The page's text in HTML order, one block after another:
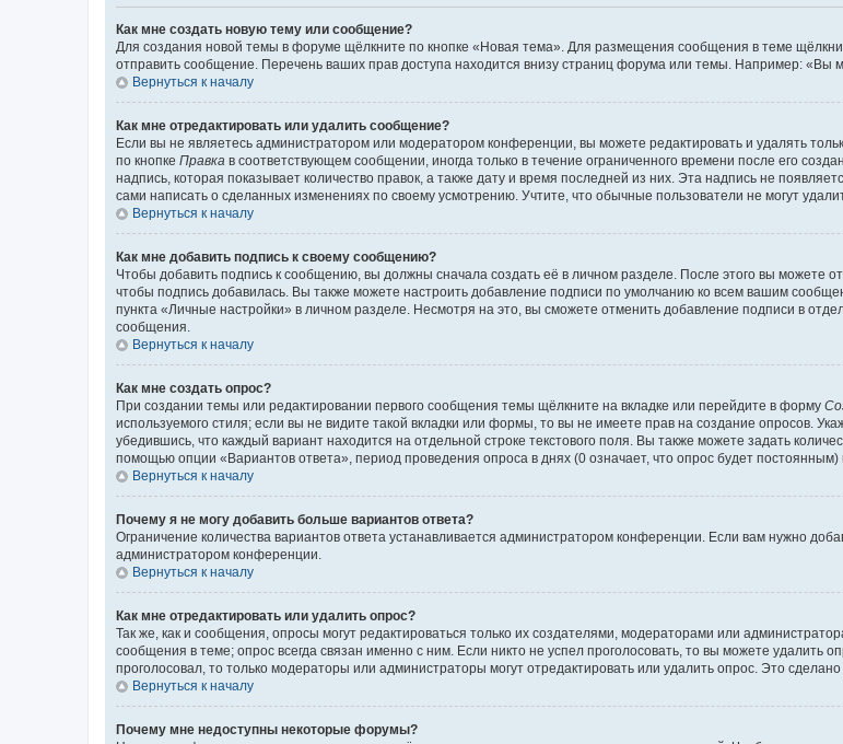
Как мне создать новую тему или сообщение?
Для создания новой темы в форуме щёлкните по кнопке «Новая тема». Для размещения сообщения в теме
отправить сообщение. Перечень ваших прав доступа находится внизу страниц форума или темы. Например:
Вернуться к началу
Как мне отредактировать или удалить сообщение?
Если вы не являетесь администратором или модератором конференции, вы можете редактировать и удалять
по кнопке Правка в соответствующем сообщении, иногда только в течение ограниченного времени после его
надпись, которая показывает количество правок, а также дату и время последней из них. Эта надпись не
сами написать о сделанных изменениях по своему усмотрению. Учтите, что обычные пользователи не могут
Вернуться к началу
Как мне добавить подпись к своему сообщению?
Чтобы добавить подпись к сообщению, вы должны сначала создать её в личном разделе. После этого вы можете
чтобы подпись добавилась. Вы также можете настроить добавление подписи по умолчанию ко всем вашим
пункта «Личные настройки» в личном разделе. Несмотря на это, вы сможете отменить добавление подписи в
сообщения.
Вернуться к началу
Как мне создать опрос?
При создании темы или редактировании первого сообщения темы щёлкните на вкладке или перейдите в форму
используемого стиля; если вы не видите такой вкладки или формы, то вы не имеете прав на создание опросов.
убедившись, что каждый вариант находится на отдельной строке текстового поля. Вы также можете задать
помощью опции «Вариантов ответа», период проведения опроса в днях (0 означает, что опрос будет
Вернуться к началу
Почему я не могу добавить больше вариантов ответа?
Ограничение количества вариантов ответа устанавливается администратором конференции. Если вам нужно
администратором конференции.
Вернуться к началу
Как мне отредактировать или удалить опрос?
Так же, как и сообщения, опросы могут редактироваться только их создателями, модераторами или
сообщения в теме; опрос всегда связан именно с ним. Если никто не успел проголосовать, то вы можете удалить
проголосовал, то только модераторы или администраторы могут отредактировать или удалить опрос. Это
Вернуться к началу
Почему мне недоступны некоторые форумы?